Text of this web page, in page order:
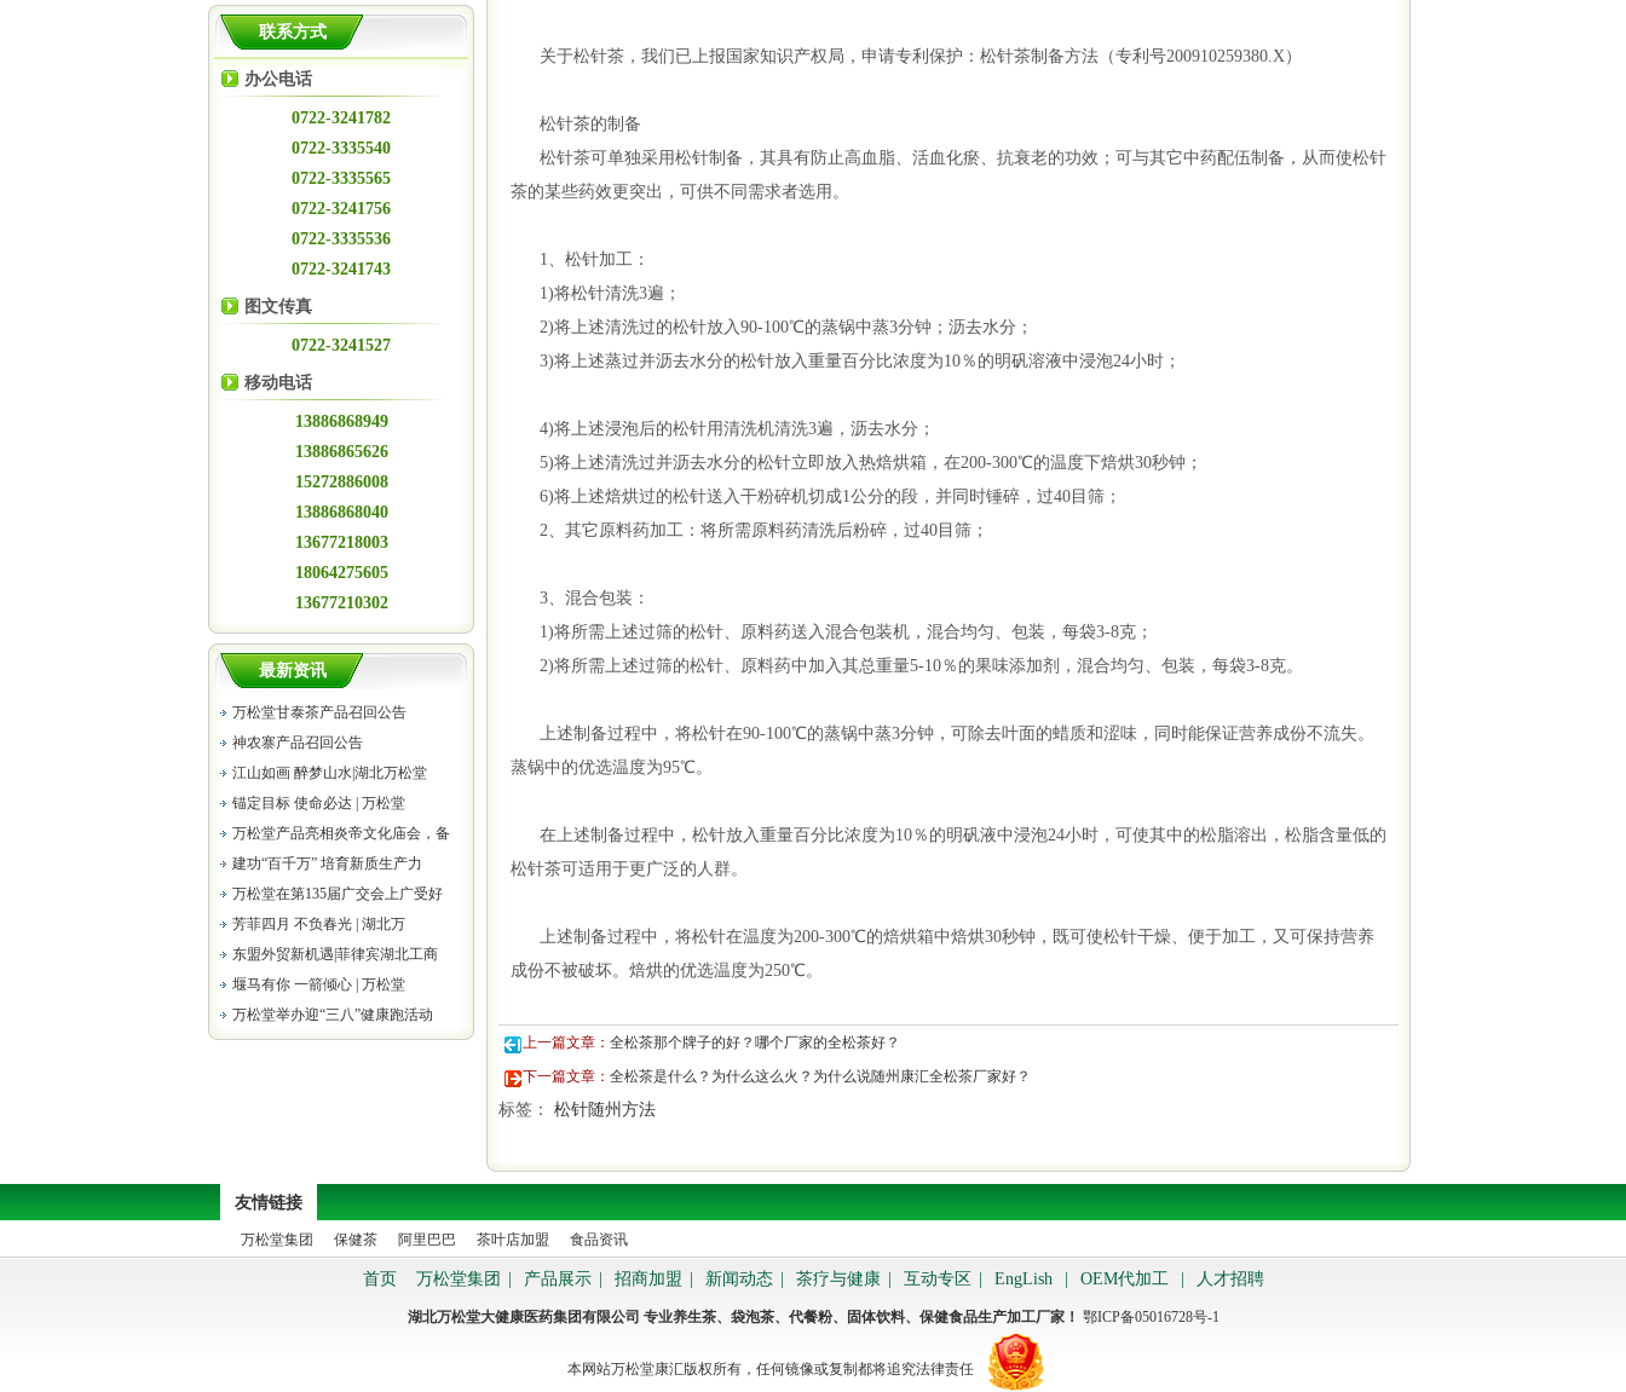
联系方式
办公电话
0722-3241782
0722-3335540
0722-3335565
0722-3241756
0722-3335536
0722-3241743
图文传真
0722-3241527
移动电话
13886868949
13886865626
15272886008
13886868040
13677218003
18064275605
13677210302
最新资讯
万松堂甘泰茶产品召回公告
神农寨产品召回公告
江山如画 醉梦山水|湖北万松堂
锚定目标 使命必达 | 万松堂
万松堂产品亮相炎帝文化庙会，备
建功“百千万” 培育新质生产力
万松堂在第135届广交会上广受好
芳菲四月 不负春光 | 湖北万
东盟外贸新机遇|菲律宾湖北工商
堰马有你 一箭倾心 | 万松堂
万松堂举办迎“三八”健康跑活动
关于松针茶，我们已上报国家知识产权局，申请专利保护：松针茶制备方法（专利号200910259380.X）
松针茶的制备
松针茶可单独采用松针制备，其具有防止高血脂、活血化瘀、抗衰老的功效；可与其它中药配伍制备，从而使松针
茶的某些药效更突出，可供不同需求者选用。
1、松针加工：
1)将松针清洗3遍；
2)将上述清洗过的松针放入90-100℃的蒸锅中蒸3分钟；沥去水分；
3)将上述蒸过并沥去水分的松针放入重量百分比浓度为10％的明矾溶液中浸泡24小时；
4)将上述浸泡后的松针用清洗机清洗3遍，沥去水分；
5)将上述清洗过并沥去水分的松针立即放入热焙烘箱，在200-300℃的温度下焙烘30秒钟；
6)将上述焙烘过的松针送入干粉碎机切成1公分的段，并同时锤碎，过40目筛；
2、其它原料药加工：将所需原料药清洗后粉碎，过40目筛；
3、混合包装：
1)将所需上述过筛的松针、原料药送入混合包装机，混合均匀、包装，每袋3-8克；
2)将所需上述过筛的松针、原料药中加入其总重量5-10％的果味添加剂，混合均匀、包装，每袋3-8克。
上述制备过程中，将松针在90-100℃的蒸锅中蒸3分钟，可除去叶面的蜡质和涩味，同时能保证营养成份不流失。
蒸锅中的优选温度为95℃。
在上述制备过程中，松针放入重量百分比浓度为10％的明矾液中浸泡24小时，可使其中的松脂溶出，松脂含量低的
松针茶可适用于更广泛的人群。
上述制备过程中，将松针在温度为200-300℃的焙烘箱中焙烘30秒钟，既可使松针干燥、便于加工，又可保持营养
成份不被破坏。焙烘的优选温度为250℃。
上一篇文章： 全松茶那个牌子的好？哪个厂家的全松茶好？
下一篇文章： 全松茶是什么？为什么这么火？为什么说随州康汇全松茶厂家好？
标签： 松针随州 方法
友情链接
万松堂集团 保健茶 阿里巴巴 茶叶店加盟 食品资讯
首页 万松堂集团 产品展示 招商加盟 新闻动态 茶疗与健康 互动专区 EngLish OEM代加工 人才招聘
湖北万松堂大健康医药集团有限公司 专业养生茶、袋泡茶、代餐粉、固体饮料、保健食品生产加工厂家！ 鄂ICP备05016728号-1
本网站万松堂康汇版权所有，任何镜像或复制都将追究法律责任